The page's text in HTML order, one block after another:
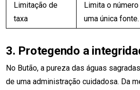
Limitação de
taxa
Limita o
uma única fonte.
3. Protegendo a
No Butão, a pureza das águas
de uma administração cuidadosa. Da